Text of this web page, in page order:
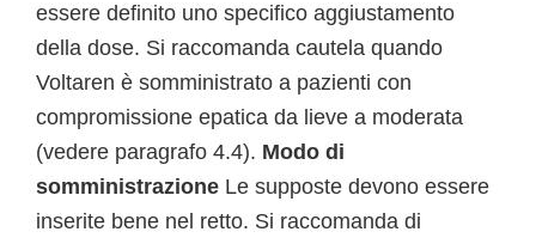
essere definito uno specifico aggiustamento
della dose. Si raccomanda cautela quando
Voltaren è somministrato a pazienti con
compromissione epatica da lieve a moderata
(vedere paragrafo 4.4). Modo di
somministrazione Le supposte devono essere
inserite bene nel retto. Si raccomanda di